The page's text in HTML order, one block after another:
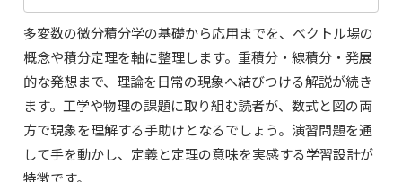
多変数の微分積分学の基礎から応用までを、ベクトル場の
概念や積分定理を軸に整理します。重積分・線積分・発展
的な発想まで、理論を日常の現象へ結びつける解説が続き
ます。工学や物理の課題に取り組む読者が、数式と図の両
方で現象を理解する手助けとなるでしょう。演習問題を通
して手を動かし、定義と定理の意味を実感する学習設計が
特徴です。